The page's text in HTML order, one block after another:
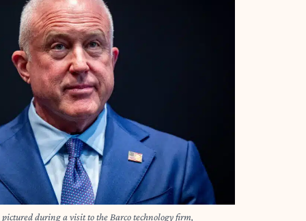
during a visit to the Barco technology firm,